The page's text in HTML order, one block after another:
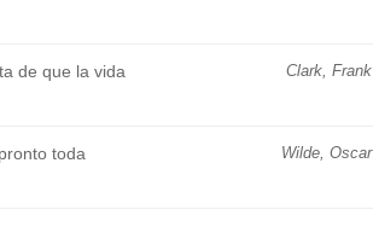
Clark, Frank
de que la vida
Wilde, Oscar
toda